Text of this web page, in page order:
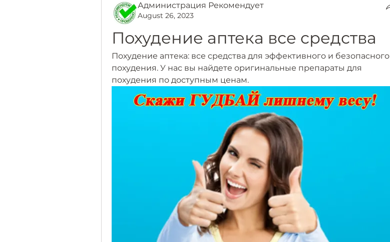
Администрация Рекомендует
August 26, 2023
Похудение аптека все средства
Похудение аптека: все средства для эффективного и безопасного
похудения. У нас вы найдете оригинальные препараты для
похудения по доступным ценам.